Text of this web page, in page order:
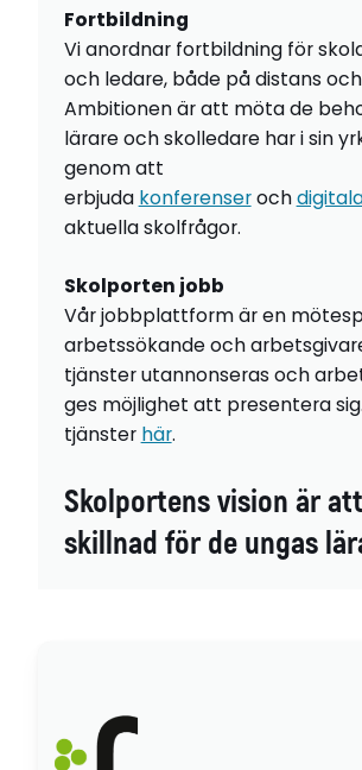
Fortbildning
Vi anordnar fortbildning för
och ledare, både på distans
Ambitionen är att möta de
lärare och skolledare har i sin
genom att
erbjuda konferenseroch
aktuella skolfrågor.
Skolporten jobb
Vår jobbplattform är en
arbetssökande och
tjänster utannonseras och
ges möjlighet att presentera
tjänster här.
Skolportens vision är
skillnad för de ungas